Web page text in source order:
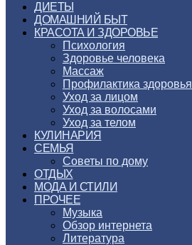
ДИЕТЫ
ДОМАШНИЙ БЫТ
КРАСОТА И ЗДОРОВЬЕ
Психология
Здоровье человека
Массаж
Профилактика здоровья
Уход за лицом
Уход за волосами
Уход за телом
КУЛИНАРИЯ
СЕМЬЯ
Советы по дому
ОТДЫХ
МОДА И СТИЛИ
ПРОЧЕЕ
Музыка
Обзор интернета
Литература